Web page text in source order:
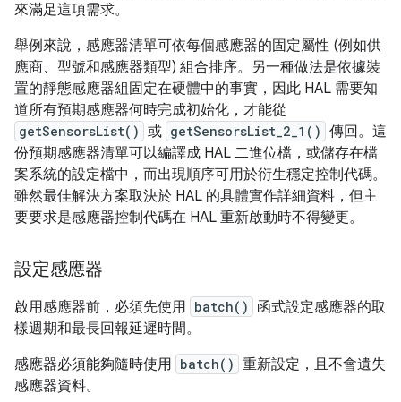
來滿足這項需求。
舉例來說，感應器清單可依每個感應器的固定屬性 (例如供
應商、型號和感應器類型) 組合排序。另一種做法是依據裝
置的靜態感應器組固定在硬體中的事實，因此 HAL 需要知
道所有預期感應器何時完成初始化，才能從
getSensorsList() 或 getSensorsList_2_1() 傳回。這
份預期感應器清單可以編譯成 HAL 二進位檔，或儲存在檔
案系統的設定檔中，而出現順序可用於衍生穩定控制代碼。
雖然最佳解決方案取決於 HAL 的具體實作詳細資料，但主
要要求是感應器控制代碼在 HAL 重新啟動時不得變更。
設定感應器
啟用感應器前，必須先使用 batch()
函式設定感應器的取
樣週期和最長回報延遲時間。
感應器必須能夠隨時使用 batch() 重新設定，且不會遺失
感應器資料。